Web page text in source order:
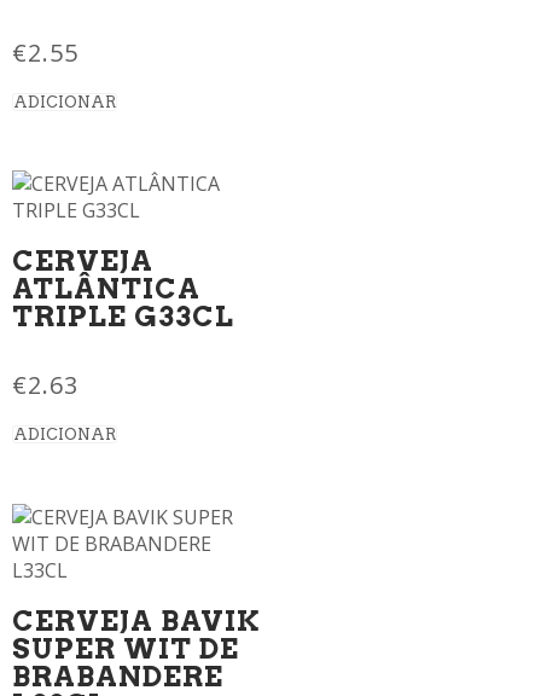
€2.55
ADICIONAR
CERVEJA
ATLÂNTICA
TRIPLE G33CL
€2.63
ADICIONAR
CERVEJA BAVIK
SUPER WIT DE
BRABANDERE